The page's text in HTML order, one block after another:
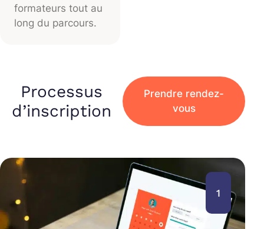
formateurs tout au
long du parcours.
Processus
d’inscription
Prendre rendez-
vous
1